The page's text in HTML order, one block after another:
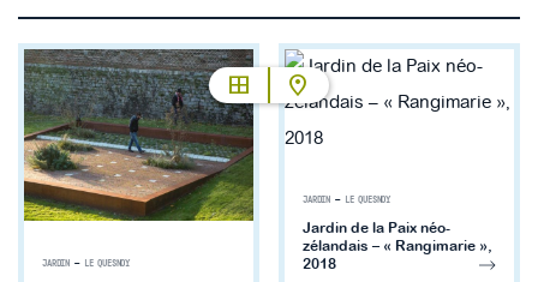
JARDIN — LE QUESNOY
JARDIN — LE QUESNOY
Jardin de la Paix néo-
zélandais – « Rangimarie »,
2018